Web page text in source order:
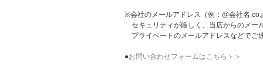
※会社のメールアドレス（例：@会社名
セキュリティが厳しく、当店からのメー
プライベートのメールアドレスなどでご
●お問い合わせフォームはこちら＞＞